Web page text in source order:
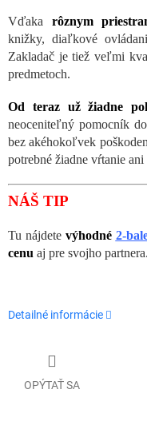
Vďaka rôznym
knižky, diaľkové
Zakladač je tiež veľmi
predmetoch.
Od teraz už žiadne
neoceniteľný pomocník
bez akéhokoľvek
potrebné žiadne vŕtanie
NÁŠ TIP
Tu nájdete výhodné 2-
cenu aj pre svojho partnera.
Detailné informácie
OPÝTAŤ SA